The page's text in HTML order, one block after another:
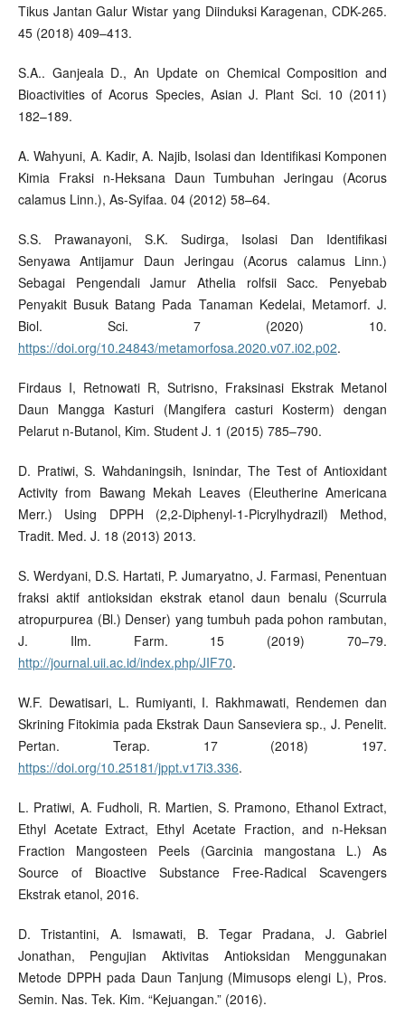
Tikus Jantan Galur Wistar yang Diinduksi Karagenan, CDK-265.
45 (2018) 409–413.
S.A.. Ganjeala D., An Update on Chemical Composition and
Bioactivities of Acorus Species, Asian J. Plant Sci. 10 (2011)
182–189.
A. Wahyuni, A. Kadir, A. Najib, Isolasi dan Identifikasi Komponen
Kimia Fraksi n-Heksana Daun Tumbuhan Jeringau (Acorus
calamus Linn.), As-Syifaa. 04 (2012) 58–64.
S.S. Prawanayoni, S.K. Sudirga, Isolasi Dan Identifikasi
Senyawa Antijamur Daun Jeringau (Acorus calamus Linn.)
Sebagai Pengendali Jamur Athelia rolfsii Sacc. Penyebab
Penyakit Busuk Batang Pada Tanaman Kedelai, Metamorf. J.
Biol. Sci. 7 (2020) 10.
https://doi.org/10.24843/metamorfosa.2020.v07.i02.p02.
Firdaus I, Retnowati R, Sutrisno, Fraksinasi Ekstrak Metanol
Daun Mangga Kasturi (Mangifera casturi Kosterm) dengan
Pelarut n-Butanol, Kim. Student J. 1 (2015) 785–790.
D. Pratiwi, S. Wahdaningsih, Isnindar, The Test of Antioxidant
Activity from Bawang Mekah Leaves (Eleutherine Americana
Merr.) Using DPPH (2,2-Diphenyl-1-Picrylhydrazil) Method,
Tradit. Med. J. 18 (2013) 2013.
S. Werdyani, D.S. Hartati, P. Jumaryatno, J. Farmasi, Penentuan
fraksi aktif antioksidan ekstrak etanol daun benalu (Scurrula
atropurpurea (Bl.) Denser) yang tumbuh pada pohon rambutan,
J. Ilm. Farm. 15 (2019) 70–79.
http://journal.uii.ac.id/index.php/JIF70.
W.F. Dewatisari, L. Rumiyanti, I. Rakhmawati, Rendemen dan
Skrining Fitokimia pada Ekstrak Daun Sanseviera sp., J. Penelit.
Pertan. Terap. 17 (2018) 197.
https://doi.org/10.25181/jppt.v17i3.336.
L. Pratiwi, A. Fudholi, R. Martien, S. Pramono, Ethanol Extract,
Ethyl Acetate Extract, Ethyl Acetate Fraction, and n-Heksan
Fraction Mangosteen Peels (Garcinia mangostana L.) As
Source of Bioactive Substance Free-Radical Scavengers
Ekstrak etanol, 2016.
D. Tristantini, A. Ismawati, B. Tegar Pradana, J. Gabriel
Jonathan, Pengujian Aktivitas Antioksidan Menggunakan
Metode DPPH pada Daun Tanjung (Mimusops elengi L), Pros.
Semin. Nas. Tek. Kim. “Kejuangan.” (2016).